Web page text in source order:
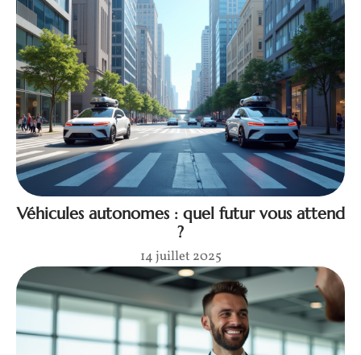
Véhicules autonomes : quel futur vous attend
?
14 juillet 2025